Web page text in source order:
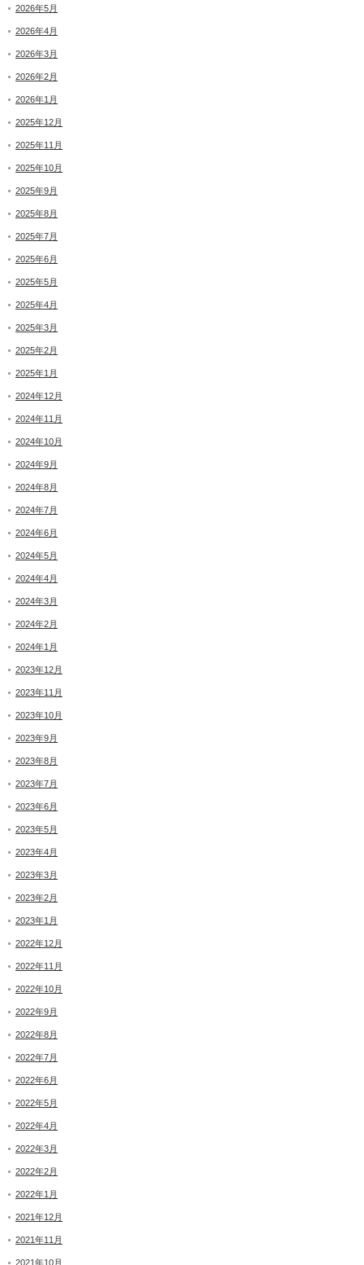
2026年5月
2026年4月
2026年3月
2026年2月
2026年1月
2025年12月
2025年11月
2025年10月
2025年9月
2025年8月
2025年7月
2025年6月
2025年5月
2025年4月
2025年3月
2025年2月
2025年1月
2024年12月
2024年11月
2024年10月
2024年9月
2024年8月
2024年7月
2024年6月
2024年5月
2024年4月
2024年3月
2024年2月
2024年1月
2023年12月
2023年11月
2023年10月
2023年9月
2023年8月
2023年7月
2023年6月
2023年5月
2023年4月
2023年3月
2023年2月
2023年1月
2022年12月
2022年11月
2022年10月
2022年9月
2022年8月
2022年7月
2022年6月
2022年5月
2022年4月
2022年3月
2022年2月
2022年1月
2021年12月
2021年11月
2021年10月